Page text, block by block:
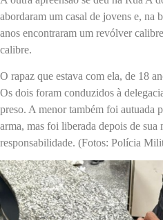
abordaram um casal de jovens e, na
anos encontraram um revólver
calibre.
O rapaz que estava com ela, de 18
Os dois foram conduzidos à
preso. A menor também foi autuada
arma, mas foi liberada depois de sua
responsabilidade. (Fotos: Polícia